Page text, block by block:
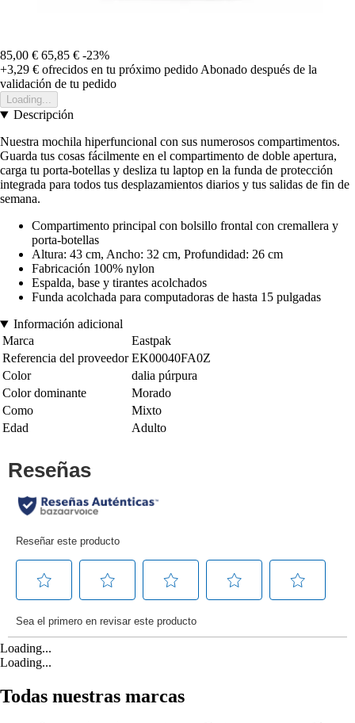
85,00 € 65,85 € -23%
+3,29 € ofrecidos en tu próximo pedido Abonado después de la
validación de tu pedido
Loading...
Descripción
Nuestra mochila hiperfuncional con sus numerosos compartimentos.
Guarda tus cosas fácilmente en el compartimento de doble apertura,
carga tu porta-botellas y desliza tu laptop en la funda de protección
integrada para todos tus desplazamientos diarios y tus salidas de fin de
semana.
Compartimento principal con bolsillo frontal con cremallera y
porta-botellas
Altura: 43 cm, Ancho: 32 cm, Profundidad: 26 cm
Fabricación 100% nylon
Espalda, base y tirantes acolchados
Funda acolchada para computadoras de hasta 15 pulgadas
Información adicional
Marca
Eastpak
Referencia del proveedor EK00040FA0Z
Color
dalia púrpura
Color dominante
Morado
Como
Mixto
Edad
Adulto
Loading...
Loading...
Todas nuestras marcas